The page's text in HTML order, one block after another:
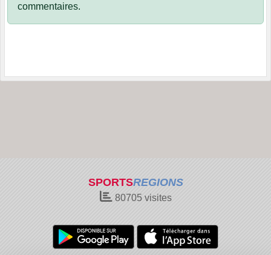
commentaires.
SPORTSREGIONS
80705visites